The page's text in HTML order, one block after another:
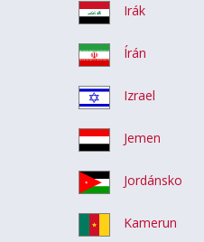
Irák
Írán
Izrael
Jemen
Jordánsko
Kamerun